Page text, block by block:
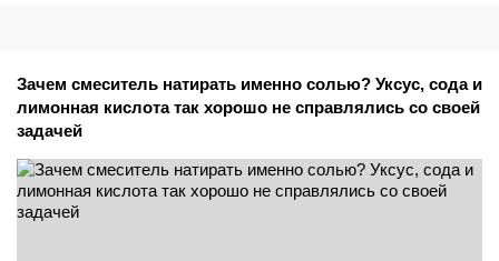
Зачем смеситель натирать именно солью? Уксус, сода и
лимонная кислота так хорошо не справлялись со своей
задачей